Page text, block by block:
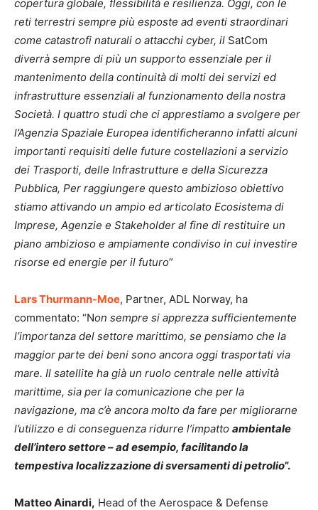
copertura globale, flessibilità e resilienza. Oggi, con le
reti terrestri sempre più esposte ad eventi straordinari
come catastrofi naturali o attacchi cyber, il SatCom
diverrà sempre di più un supporto essenziale per il
mantenimento della continuità di molti dei servizi ed
infrastrutture essenziali al funzionamento della nostra
Società. I quattro studi che ci apprestiamo a svolgere per
l’Agenzia Spaziale Europea identificheranno infatti alcuni
importanti requisiti delle future costellazioni a servizio
dei Trasporti, delle Infrastrutture e della Sicurezza
Pubblica, Per raggiungere questo ambizioso obiettivo
stiamo attivando un ampio ed articolato Ecosistema di
Imprese, Agenzie e Stakeholder al fine di restituire un
piano ambizioso e ampiamente condiviso in cui investire
risorse ed energie per il futuro”
Lars Thurmann-Moe, Partner, ADL Norway, ha
commentato: “Non sempre si apprezza sufficientemente
l’importanza del settore marittimo, se pensiamo che la
maggior parte dei beni sono ancora oggi trasportati via
mare. Il satellite ha già un ruolo centrale nelle attività
marittime, sia per la comunicazione che per la
navigazione, ma c’è ancora molto da fare per migliorarne
l’utilizzo e di conseguenza ridurre l’impatto ambientale
dell’intero settore – ad esempio, facilitando la
tempestiva localizzazione di sversamenti di petrolio”.
Matteo Ainardi, Head of the Aerospace & Defense